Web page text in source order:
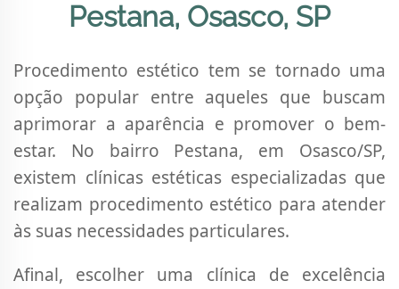
Pestana, Osasco, SP
Procedimento estético tem se tornado uma
opção popular entre aqueles que buscam
aprimorar a aparência e promover o bem-
estar. No bairro Pestana, em Osasco/SP,
existem clínicas estéticas especializadas que
realizam procedimento estético para atender
às suas necessidades particulares.
Afinal, escolher uma clínica de excelência